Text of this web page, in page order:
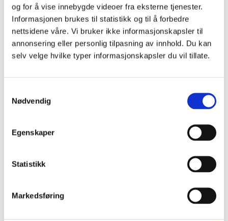
og for å vise innebygde videoer fra eksterne tjenester.
Informasjonen brukes til statistikk og til å forbedre
nettsidene våre. Vi bruker ikke informasjonskapsler til
annonsering eller personlig tilpasning av innhold. Du kan
selv velge hvilke typer informasjonskapsler du vil tillate.
Nødvendig
Egenskaper
Statistikk
Markedsføring
Kompetanseteamet mot tvangsekteskap,
kjønnslemlestelse og negativ sosial kontrollpå
telefon 478 09 050 – Teamet består av
mangfoldsdirektoratet (IMDi),
Utlendingsdirektoratet (UDI), Politidirektoratet
(POD), Arbeids- og velferdsdirektoratet (AVdir) og
Helsedirektoratet (Hdir).
og æresrelatert vold
Barnevernvakta
Alarmtelefonen for barn